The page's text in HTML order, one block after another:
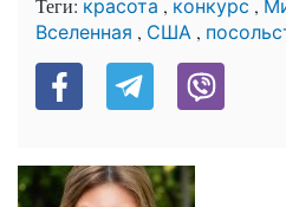
Теги: красота , конкурс ,
Вселенная , США ,